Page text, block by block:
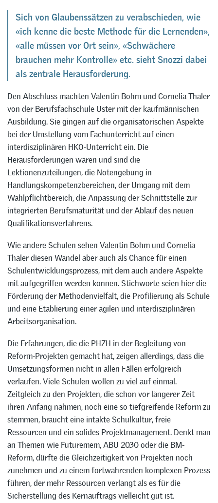
Sich von Glaubenssätzen zu verabschieden, wie
«ich kenne die beste Methode für die Lernenden»,
«alle müssen vor Ort sein», «Schwächere
brauchen mehr Kontrolle» etc. sieht Snozzi dabei
als zentrale Herausforderung.
Den Abschluss machten Valentin Böhm und Cornelia Thaler
von der Berufsfachschule Uster mit der kaufmännischen
Ausbildung. Sie gingen auf die organisatorischen Aspekte
bei der Umstellung vom Fachunterricht auf einen
interdisziplinären HKO-Unterricht ein. Die
Herausforderungen waren und sind die
Lektionenzuteilungen, die Notengebung in
Handlungskompetenzbereichen, der Umgang mit dem
Wahlpflichtbereich, die Anpassung der Schnittstelle zur
integrierten Berufsmaturität und der Ablauf des neuen
Qualifikationsverfahrens.
Wie andere Schulen sehen Valentin Böhm und Cornelia
Thaler diesen Wandel aber auch als Chance für einen
Schulentwicklungsprozess, mit dem auch andere Aspekte
mit aufgegriffen werden können. Stichworte seien hier die
Förderung der Methodenvielfalt, die Profilierung als Schule
und eine Etablierung einer agilen und interdisziplinären
Arbeitsorganisation.
Die Erfahrungen, die die PHZH in der Begleitung von
Reform-Projekten gemacht hat, zeigen allerdings, dass die
Umsetzungsformen nicht in allen Fällen erfolgreich
verlaufen. Viele Schulen wollen zu viel auf einmal.
Zeitgleich zu den Projekten, die schon vor längerer Zeit
ihren Anfang nahmen, noch eine so tiefgreifende Reform zu
stemmen, braucht eine intakte Schulkultur, freie
Ressourcen und ein solides Projektmanagement. Denkt man
an Themen wie Futuremem, ABU 2030 oder die BM-
Reform, dürfte die Gleichzeitigkeit von Projekten noch
zunehmen und zu einem fortwährenden komplexen Prozess
führen, der mehr Ressourcen verlangt als es für die
Sicherstellung des Kernauftrags vielleicht gut ist.